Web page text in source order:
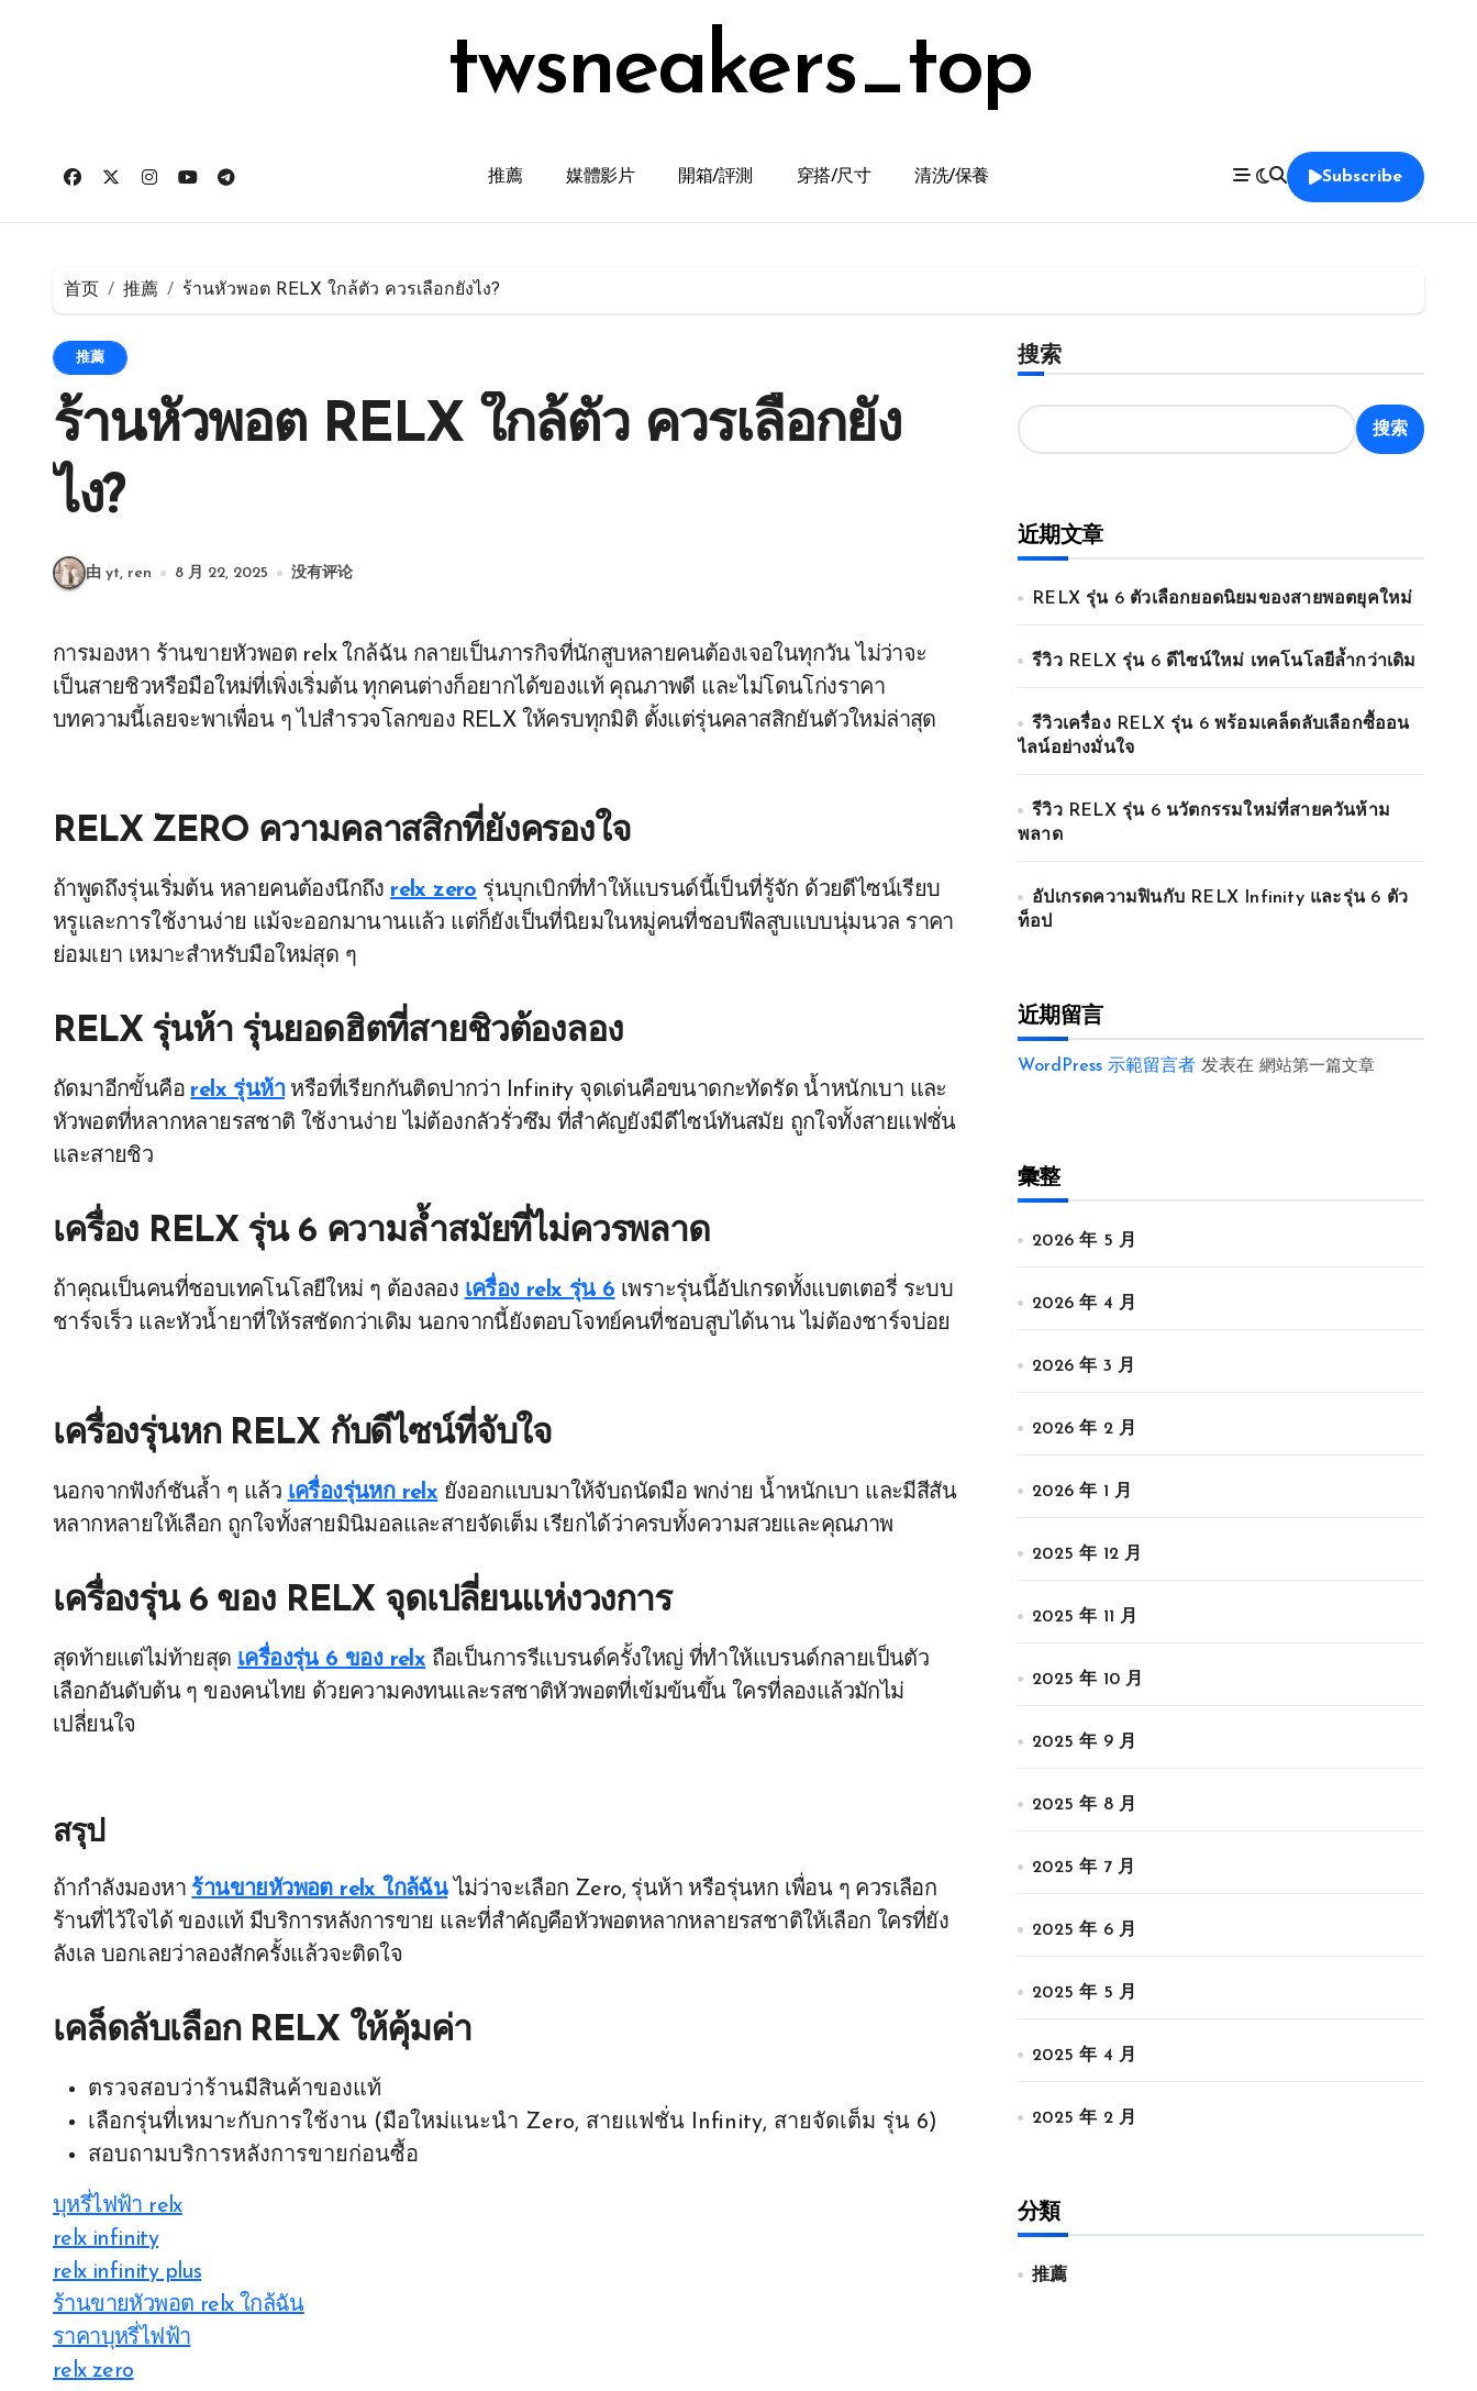
twsneakers_top
推薦 媒體影片 開箱/評測 穿搭/尺寸 清洗/保養 Subscribe
首页 推薦 ร้านหัวพอต RELX ใกล้ตัว ควรเลือกยังไง?
推薦
ร้านหัวพอต RELX ใกล้ตัว ควรเลือกยัง
ไง?
由 yt, ren 8 月 22, 2025 没有评论
การมองหา ร้านขายหัวพอต relx ใกล้ฉัน กลายเป็นภารกิจที่นักสูบหลายคนต้องเจอในทุกวัน ไม่ว่าจะ
เป็นสายชิวหรือมือใหม่ที่เพิ่งเริ่มต้น ทุกคนต่างก็อยากได้ของแท้ คุณภาพดี และไม่โดนโก่งราคา
บทความนี้เลยจะพาเพื่อน ๆ ไปสำรวจโลกของ RELX ให้ครบทุกมิติ ตั้งแต่รุ่นคลาสสิกยันตัวใหม่ล่าสุด
RELX ZERO ความคลาสสิกที่ยังครองใจ
ถ้าพูดถึงรุ่นเริ่มต้น หลายคนต้องนึกถึง relx zero รุ่นบุกเบิกที่ทำให้แบรนด์นี้เป็นที่รู้จัก ด้วยดีไซน์เรียบ
หรูและการใช้งานง่าย แม้จะออกมานานแล้ว แต่ก็ยังเป็นที่นิยมในหมู่คนที่ชอบฟีลสูบแบบนุ่มนวล ราคา
ย่อมเยา เหมาะสำหรับมือใหม่สุด ๆ
RELX รุ่นห้า รุ่นยอดฮิตที่สายชิวต้องลอง
ถัดมาอีกขั้นคือ relx รุ่นห้าหรือที่เรียกกันติดปากว่า Infinity จุดเด่นคือขนาดกะทัดรัด น้ำหนักเบา และ
หัวพอตที่หลากหลายรสชาติ ใช้งานง่าย ไม่ต้องกลัวรั่วซึม ที่สำคัญยังมีดีไซน์ทันสมัย ถูกใจทั้งสายแฟชั่น
และสายชิว
เครื่อง RELX รุ่น 6 ความล้ำสมัยที่ไม่ควรพลาด
ถ้าคุณเป็นคนที่ชอบเทคโนโลยีใหม่ ๆ ต้องลอง เครื่อง relx รุ่น 6 เพราะรุ่นนี้อัปเกรดทั้งแบตเตอรี่ ระบบ
ชาร์จเร็ว และหัวน้ำยาที่ให้รสชัดกว่าเดิม นอกจากนี้ยังตอบโจทย์คนที่ชอบสูบได้นาน ไม่ต้องชาร์จบ่อย
เครื่องรุ่นหก RELX กับดีไซน์ที่จับใจ
นอกจากฟังก์ชันล้ำ ๆ แล้ว เครื่องรุ่นหก relx ยังออกแบบมาให้จับถนัดมือ พกง่าย น้ำหนักเบา และมีสีสัน
หลากหลายให้เลือก ถูกใจทั้งสายมินิมอลและสายจัดเต็ม เรียกได้ว่าครบทั้งความสวยและคุณภาพ
เครื่องรุ่น 6 ของ RELX จุดเปลี่ยนแห่งวงการ
สุดท้ายแต่ไม่ท้ายสุด เครื่องรุ่น 6 ของ relx ถือเป็นการรีแบรนด์ครั้งใหญ่ ที่ทำให้แบรนด์กลายเป็นตัว
เลือกอันดับต้น ๆ ของคนไทย ด้วยความคงทนและรสชาติหัวพอตที่เข้มข้นขึ้น ใครที่ลองแล้วมักไม่
เปลี่ยนใจ
สรุป
ถ้ากำลังมองหา ร้านขายหัวพอต relx ใกล้ฉันไม่ว่าจะเลือก Zero, รุ่นห้า หรือรุ่นหก เพื่อน ๆ ควรเลือก
ร้านที่ไว้ใจได้ ของแท้ มีบริการหลังการขาย และที่สำคัญคือหัวพอตหลากหลายรสชาติให้เลือก ใครที่ยัง
ลังเล บอกเลยว่าลองสักครั้งแล้วจะติดใจ
เคล็ดลับเลือก RELX ให้คุ้มค่า
ตรวจสอบว่าร้านมีสินค้าของแท้
เลือกรุ่นที่เหมาะกับการใช้งาน (มือใหม่แนะนำ Zero, สายแฟชั่น Infinity, สายจัดเต็ม รุ่น 6)
สอบถามบริการหลังการขายก่อนซื้อ
บุหรี่ไฟฟ้า relx
relx infinity
relx infinity plus
ร้านขายหัวพอต relx ใกล้ฉัน
ราคาบุหรี่ไฟฟ้า
relx zero
搜索
搜索
近期文章
RELX รุ่น 6 ตัวเลือกยอดนิยมของสายพอตยุคใหม่
รีวิว RELX รุ่น 6 ดีไซน์ใหม่ เทคโนโลยีล้ำกว่าเดิม
รีวิวเครื่อง RELX รุ่น 6 พร้อมเคล็ดลับเลือกซื้ออน
ไลน์อย่างมั่นใจ
รีวิว RELX รุ่น 6 นวัตกรรมใหม่ที่สายควันห้าม
พลาด
อัปเกรดความฟินกับ RELX Infinity และรุ่น 6 ตัว
ท็อป
近期留言
WordPress 示範留言者 发表在 網站第一篇文章
彙整
2026 年 5 月
2026 年 4 月
2026 年 3 月
2026 年 2 月
2026 年 1 月
2025 年 12 月
2025 年 11 月
2025 年 10 月
2025 年 9 月
2025 年 8 月
2025 年 7 月
2025 年 6 月
2025 年 5 月
2025 年 4 月
2025 年 2 月
分類
推薦